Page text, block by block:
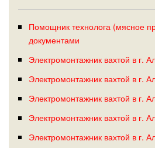
Помощник технолога (мясное
документами
Электромонтажник вахтой в г.
Электромонтажник вахтой в г.
Электромонтажник вахтой в г.
Электромонтажник вахтой в г.
Электромонтажник вахтой в г.